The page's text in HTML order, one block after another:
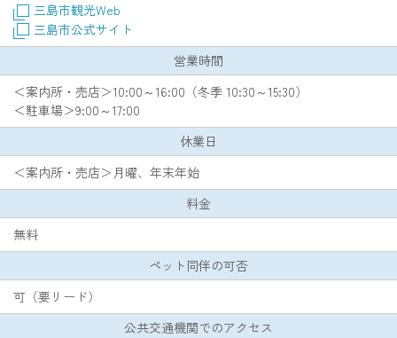
三島市観光Web
三島市公式サイト
営業時間
＜案内所・売店＞10:00～16:00（冬季 10:30～15:30）
＜駐車場＞9:00～17:00
休業日
＜案内所・売店＞月曜、年末年始
料金
無料
ペット同伴の可否
可（要リード）
公共交通機関でのアクセス